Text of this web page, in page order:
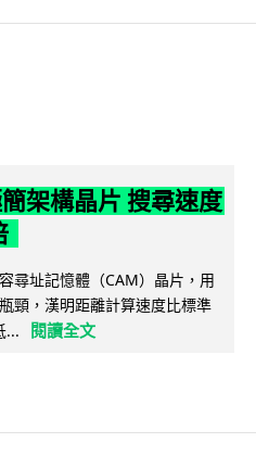
架構晶片 搜尋速度
尋址記憶體（CAM）晶片，用
頸，漢明距離計算速度比標準
...
閱讀全文